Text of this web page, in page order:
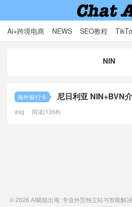
Ai+跨境电商 NEWS SEO教程
NIN
海外银行卡 尼日利亚 NIN+BVN
asg 阅读(1368)
© 2026 AI赋能出海: 专业外贸独立站与智能解